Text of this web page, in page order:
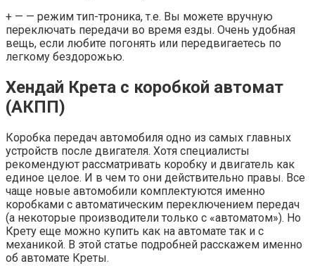
+ — — режим тип-троника, т.е. Вы можете вручную
переключать передачи во время езды. Очень удобная
вещь, если любите погонять или передвигаетесь по
легкому бездорожью.
Хендай Крета с коробкой автомат
(АКПП)
Коробка передач автомобиля одно из самых главных
устройств после двигателя. Хотя специалисты
рекомендуют рассматривать коробку и двигатель как
единое целое. И в чем то они действительно правы. Все
чаще новые автомобили комплектуются именно
коробками с автоматическим переключением передач
(а некоторые производители только с «автоматом»). Но
Крету еще можно купить как на автомате так и с
механикой. В этой статье подробней расскажем именно
об автомате Креты.